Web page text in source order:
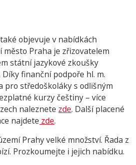
objevuje v nabídkách
město Praha je zřizovatelem
státní jazykové zkoušky
finanční podpoře hl. m.
pro středoškoláky s odlišným
kurzy češtiny – více
naleznete zde. Další placené
najdete zde.
Prahy velké množství. Řada z
Prozkoumejte i jejich nabídku.